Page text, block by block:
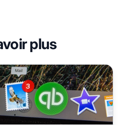
plus
d’email marketing